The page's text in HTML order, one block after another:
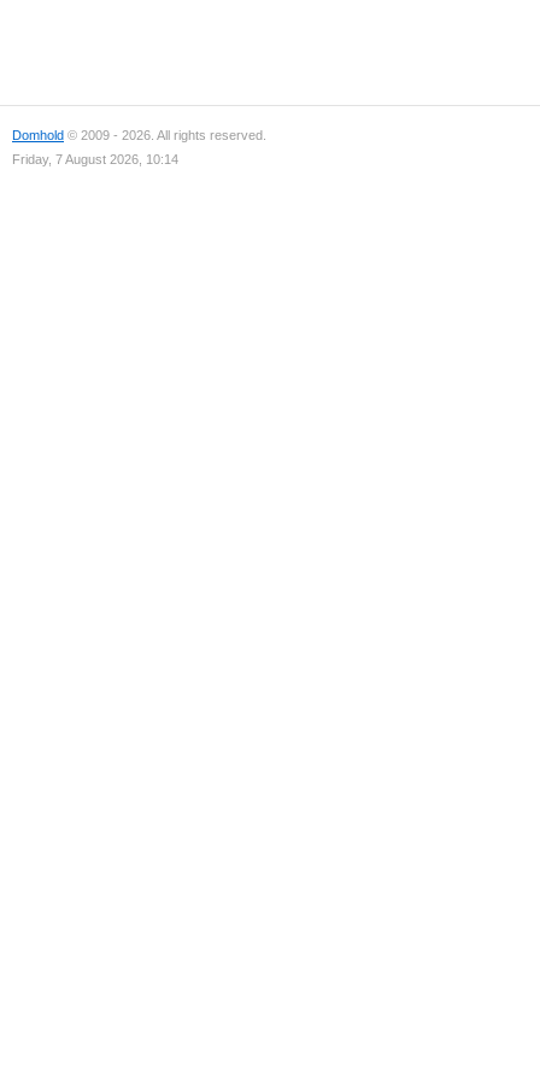
Domhold © 2009 - 2026. All rights reserved.
Friday, 7 August 2026, 10:14